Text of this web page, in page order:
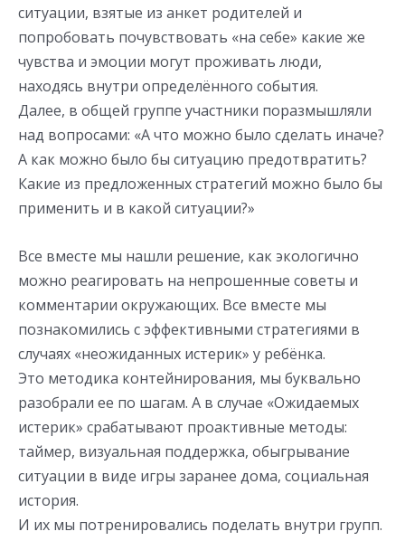
ситуации, взятые из анкет родителей и
попробовать почувствовать «на себе» какие же
чувства и эмоции могут проживать люди,
находясь внутри определённого события.
Далее, в общей группе участники поразмышляли
над вопросами: «А что можно было сделать иначе?
А как можно было бы ситуацию предотвратить?
Какие из предложенных стратегий можно было бы
применить и в какой ситуации?»
Все вместе мы нашли решение, как экологично
можно реагировать на непрошенные советы и
комментарии окружающих. Все вместе мы
познакомились с эффективными стратегиями в
случаях «неожиданных истерик» у ребёнка.
Это методика контейнирования, мы буквально
разобрали ее по шагам. А в случае «Ожидаемых
истерик» срабатывают проактивные методы:
таймер, визуальная поддержка, обыгрывание
ситуации в виде игры заранее дома, социальная
история.
И их мы потренировались поделать внутри групп.